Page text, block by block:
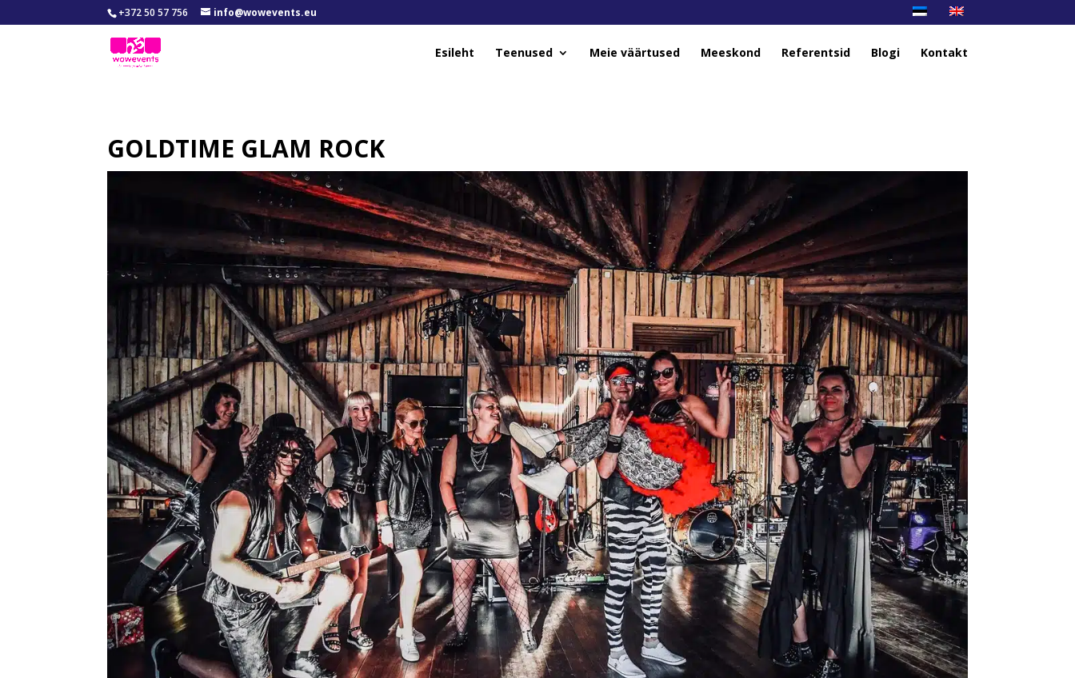
+372 50 57 756 info@wowevents.eu
Esileht Teenused Meie väärtused Meeskond Referentsid Blogi Kontakt
GOLDTIME GLAM ROCK